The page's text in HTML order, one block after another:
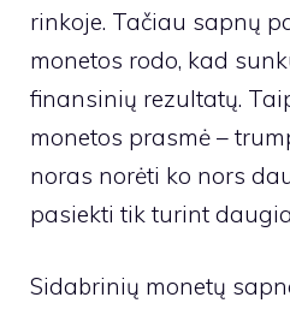
rinkoje. Tačiau sapnų
monetos rodo, kad
finansinių rezultatų.
monetos prasmė –
noras norėti ko nors
pasiekti tik turint
Sidabrinių monetų